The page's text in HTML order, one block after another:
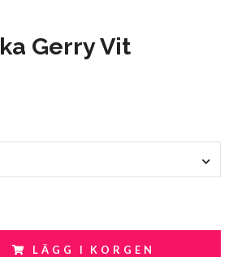
Gerry Vit
LÄGG I KORGEN